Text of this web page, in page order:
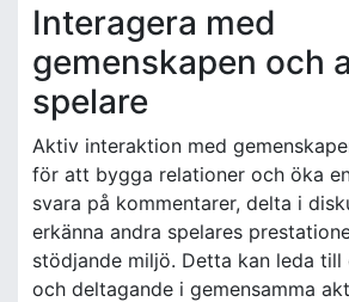
Interagera med
gemenskapen och
spelare
Aktiv interaktion med
för att bygga relationer och öka
svara på kommentarer, delta i
erkänna andra spelares
stödjande miljö. Detta kan leda
och deltagande i gemensamma